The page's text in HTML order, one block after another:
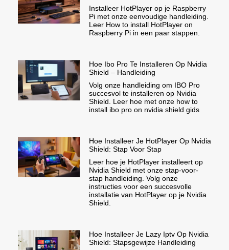
Installeer HotPlayer op je Raspberry
Pi met onze eenvoudige handleiding.
Leer How to install HotPlayer on
Raspberry Pi in een paar stappen.
Hoe Ibo Pro Te Installeren Op Nvidia
Shield – Handleiding
Volg onze handleiding om IBO Pro
succesvol te installeren op Nvidia
Shield. Leer hoe met onze how to
install ibo pro on nvidia shield gids
Hoe Installeer Je HotPlayer Op Nvidia
Shield: Stap Voor Stap
Leer hoe je HotPlayer installeert op
Nvidia Shield met onze stap-voor-
stap handleiding. Volg onze
instructies voor een succesvolle
installatie van HotPlayer op je Nvidia
Shield.
Hoe Installeer Je Lazy Iptv Op Nvidia
Shield: Stapsgewijze Handleiding